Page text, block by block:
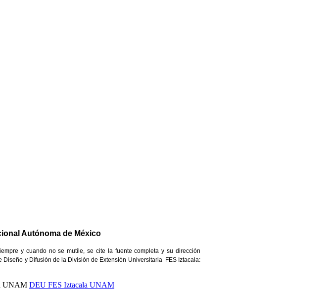
Autónoma de México
y cuando no se mutile, se cite la fuente completa y su dirección
y Difusión de la División de Extensión Universitaria FES Iztacala:
UNAM DEU FES Iztacala UNAM